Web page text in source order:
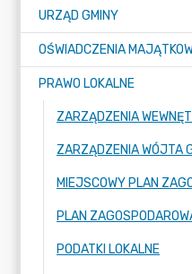
URZĄD GMINY
OŚWIADCZENIA
PRAWO LOKALNE
PODATKI LOKALNE